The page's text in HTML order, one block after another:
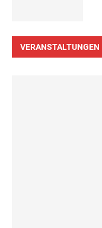
VERANSTALTUNGEN